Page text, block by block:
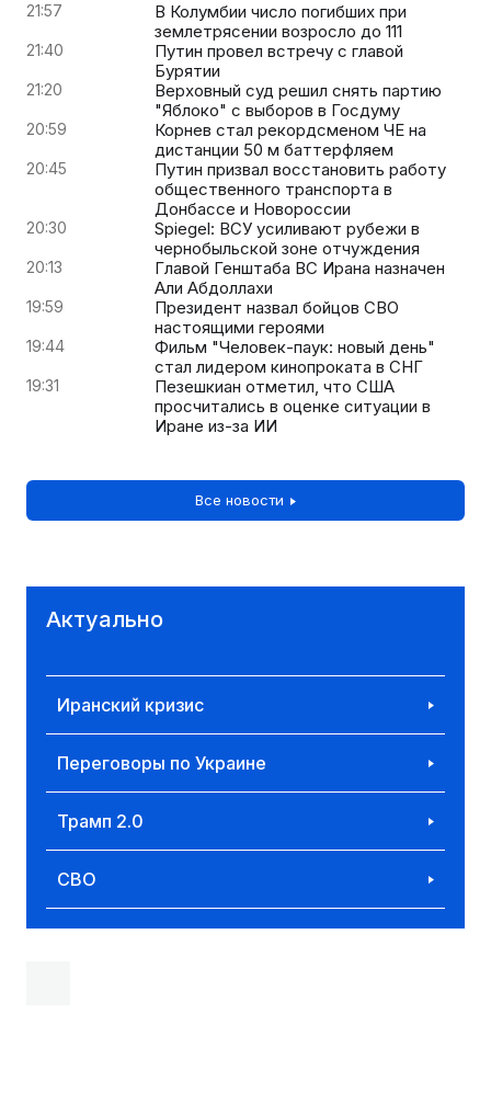
21:57
В Колумбии число погибших при
землетрясении возросло до 111
21:40
Путин провел встречу с главой
Бурятии
21:20
Верховный суд решил снять партию
"Яблоко" с выборов в Госдуму
20:59
Корнев стал рекордсменом ЧЕ на
дистанции 50 м баттерфляем
20:45
Путин призвал восстановить работу
общественного транспорта в
Донбассе и Новороссии
20:30
Spiegel: ВСУ усиливают рубежи в
чернобыльской зоне отчуждения
20:13
Главой Генштаба ВС Ирана назначен
Али Абдоллахи
19:59
Президент назвал бойцов СВО
настоящими героями
19:44
Фильм "Человек-паук: новый день"
стал лидером кинопроката в СНГ
19:31
Пезешкиан отметил, что США
просчитались в оценке ситуации в
Иране из-за ИИ
Все новости
Актуально
Иранский кризис
Переговоры по Украине
Трамп 2.0
СВО